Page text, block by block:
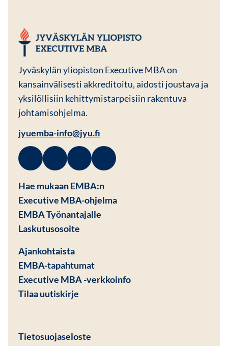
Jyväskylän yliopiston Executive MBA on
kansainvälisesti akkreditoitu, aidosti joustava ja
yksilöllisiin kehittymistarpeisiin rakentuva
johtamisohjelma.
jyuemba-info@jyu.fi
Facebook
Avautuu uuteen ikkunaan
Linkedin
Avautuu uuteen ikkunaan
Instagram
Avautuu uuteen ikkunaan
Youtube
Avautuu uuteen ikkunaan
Hae mukaan EMBA:n
Executive MBA-ohjelma
EMBA Työnantajalle
Laskutusosoite
Ajankohtaista
EMBA-tapahtumat
Executive MBA -verkkoinfo
Tilaa uutiskirje
Tietosuojaseloste